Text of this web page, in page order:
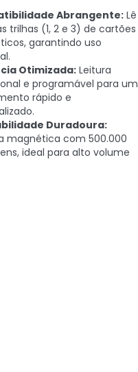
Abrangente:Lê
trilhas (1, 2 e 3) de cartões
garantindo uso
Otimizada:Leitura
e programável para um
rápido e
Duradoura:
magnética com 500.000
ideal para alto volume